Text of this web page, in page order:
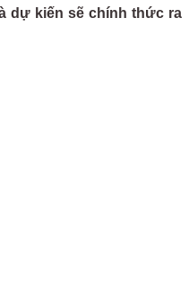
dự kiến sẽ chính thức ra